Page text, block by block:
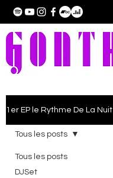
1er EP le Rythme De La Nuit
Tous les posts
DJSet
Tous les posts